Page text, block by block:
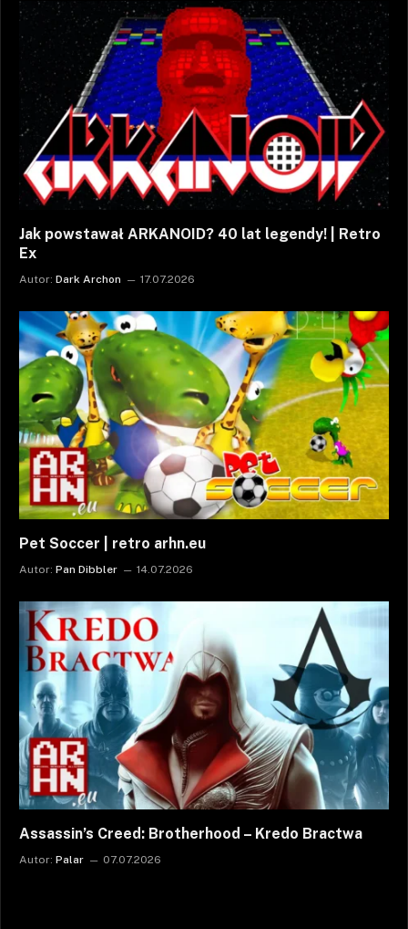
Jak powstawał ARKANOID? 40 lat legendy! | Retro
Ex
Autor: Dark Archon 17.07.2026
Pet Soccer | retro arhn.eu
Autor: Pan Dibbler 14.07.2026
Assassin’s Creed: Brotherhood – Kredo Bractwa
Autor: Palar 07.07.2026